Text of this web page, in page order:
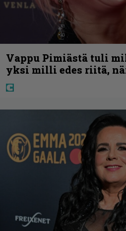
Vappu Pimiästä tuli
yksi milli edes riitä,